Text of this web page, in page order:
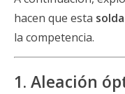
hacen que esta
la competencia.
1. Aleación